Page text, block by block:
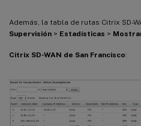
Además, la tabla de rutas Citrix SD-
Supervisión > Estadísticas >
Citrix SD-WAN de San Francisco: